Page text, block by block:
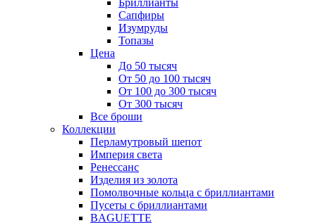
Бриллианты
Сапфиры
Изумруды
Топазы
Цена
До 50 тысяч
От 50 до 100 тысяч
От 100 до 300 тысяч
От 300 тысяч
Все броши
Коллекции
Перламутровый шепот
Империя света
Ренессанс
Изделия из золота
Помолвочные кольца с бриллиантами
Пусеты с бриллиантами
BAGUETTE